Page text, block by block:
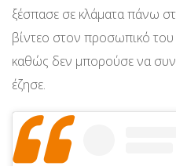
ξέσπασε σε κλάματα πάνω
βίντεο στον προσωπικό
καθώς δεν μπορούσε να
έζησε.